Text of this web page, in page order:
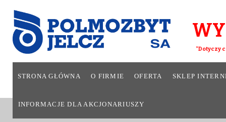
*Dotyczy
STRONA GŁÓWNA O FIRMIE OFERTA SKLEP
INFORMACJE DLA AKCJONARIUSZY